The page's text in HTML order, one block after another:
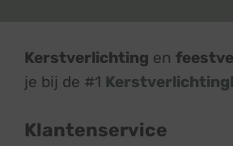
Kerstverlichting en
je bij de #1
Klantenservice